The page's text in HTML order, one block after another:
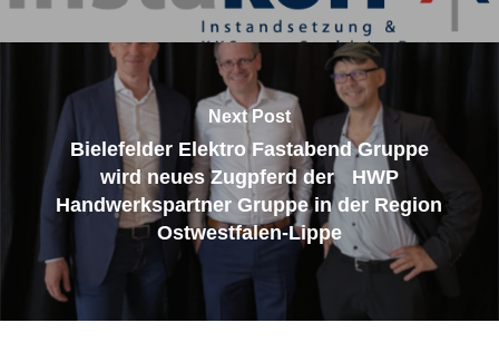
Next Post
Bielefelder Elektro Fastabend Gruppe
wird neues Zugpferd der HWP
Handwerkspartner Gruppe in der Region
Ostwestfalen-Lippe